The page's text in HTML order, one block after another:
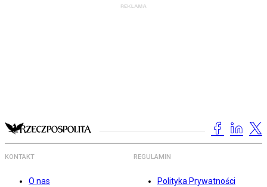
KONTAKT
O nas
REGULAMIN
Polityka Prywatności